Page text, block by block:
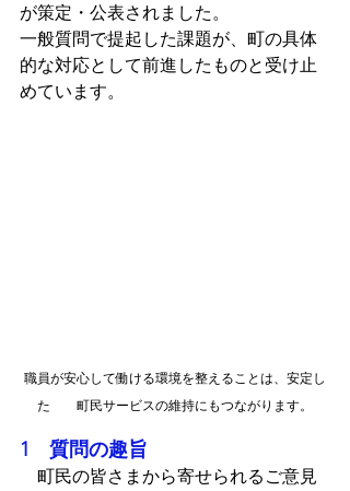
が策定・公表されました。
一般質問で提起した課題が、町の具体
的な対応として前進したものと受け止
めています。
職員が安心して働ける環境を整えることは、安定し
た　　町民サービスの維持にもつながります。
1　質問の趣旨
町民の皆さまから寄せられるご意見